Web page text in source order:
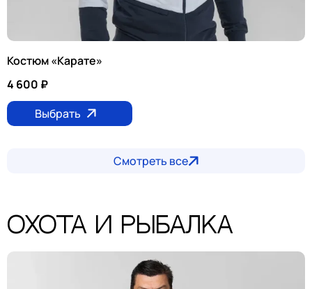
Костюм «Карате»
4 600 ₽
Выбрать
Смотреть все
Охота и рыбалка